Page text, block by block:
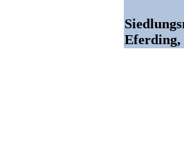
Eferding,